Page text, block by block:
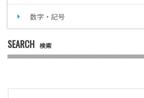
数字・記号
SEARCH 検索